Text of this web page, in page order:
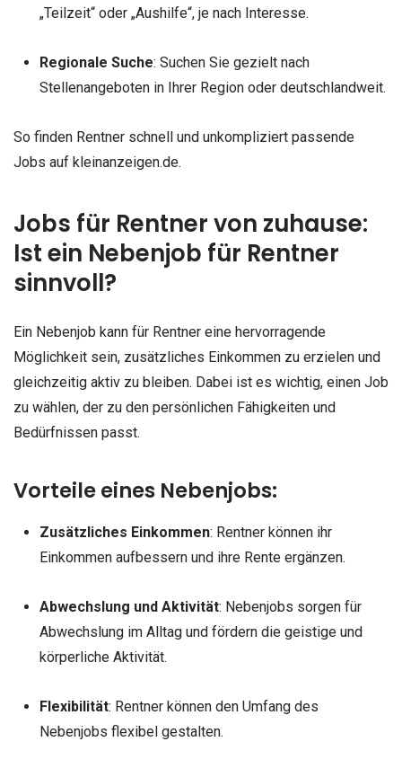
„Teilzeit“ oder „Aushilfe“, je nach Interesse.
Regionale Suche: Suchen Sie gezielt nach
Stellenangeboten in Ihrer Region oder deutschlandweit.
So finden Rentner schnell und unkompliziert passende
Jobs auf kleinanzeigen.de.
Jobs für Rentner von zuhause:
Ist ein Nebenjob für Rentner
sinnvoll?
Ein Nebenjob kann für Rentner eine hervorragende
Möglichkeit sein, zusätzliches Einkommen zu erzielen und
gleichzeitig aktiv zu bleiben. Dabei ist es wichtig, einen Job
zu wählen, der zu den persönlichen Fähigkeiten und
Bedürfnissen passt.
Vorteile eines Nebenjobs:
Zusätzliches Einkommen: Rentner können ihr
Einkommen aufbessern und ihre Rente ergänzen.
Abwechslung und Aktivität: Nebenjobs sorgen für
Abwechslung im Alltag und fördern die geistige und
körperliche Aktivität.
Flexibilität: Rentner können den Umfang des
Nebenjobs flexibel gestalten.